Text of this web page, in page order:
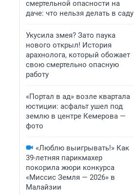
смертельной опасности на
даче: что нельзя делать в саду
Укусила змея? Зато паука
нового открыл! История
арахнолога, который обожает
свою смертельно опасную
работу
«Портал в ад» возле квартала
юстиции: асфальт ушел под
землю в центре Кемерова —
фото
«Люблю выигрывать!» Как
39-летняя парикмахер
покорила жюри конкурса
«Миссис Земля — 2026» в
Малайзии